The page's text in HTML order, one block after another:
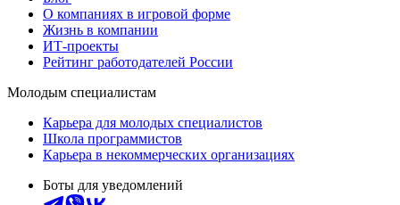
О компаниях в игровой форме
Жизнь в компании
ИТ-проекты
Рейтинг работодателей России
Молодым специалистам
Карьера для молодых специалистов
Школа программистов
Карьера в некоммерческих организациях
Боты для уведомлений